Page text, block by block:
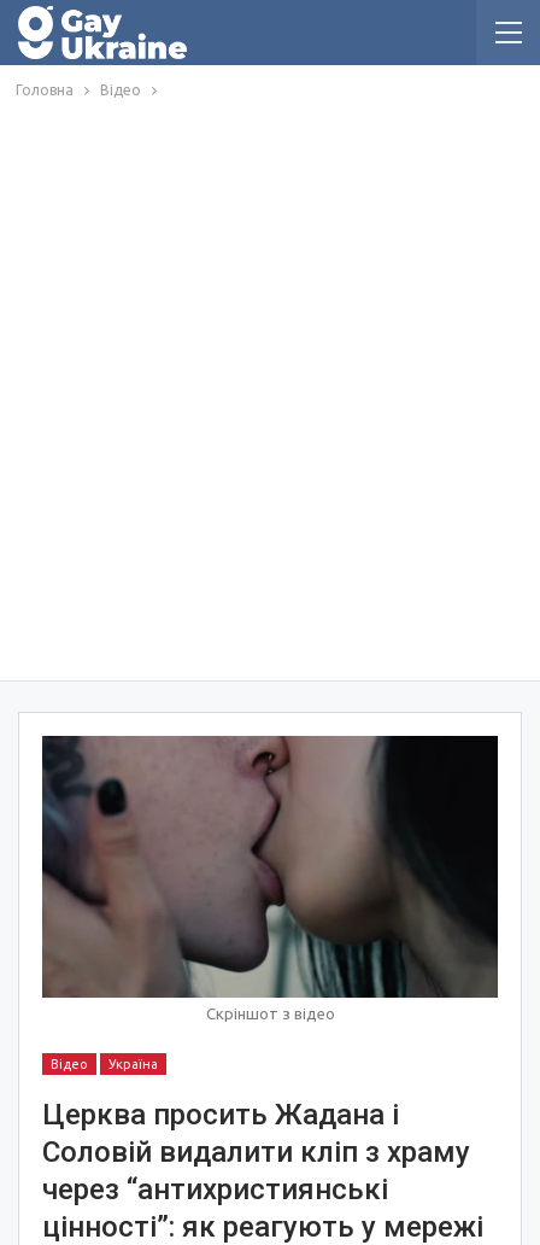
Головна Відео
Скріншот з відео
Відео Україна
Церква просить Жадана і
Соловій видалити кліп з храму
через “антихристиянські
цінності”: як реагують у мережі